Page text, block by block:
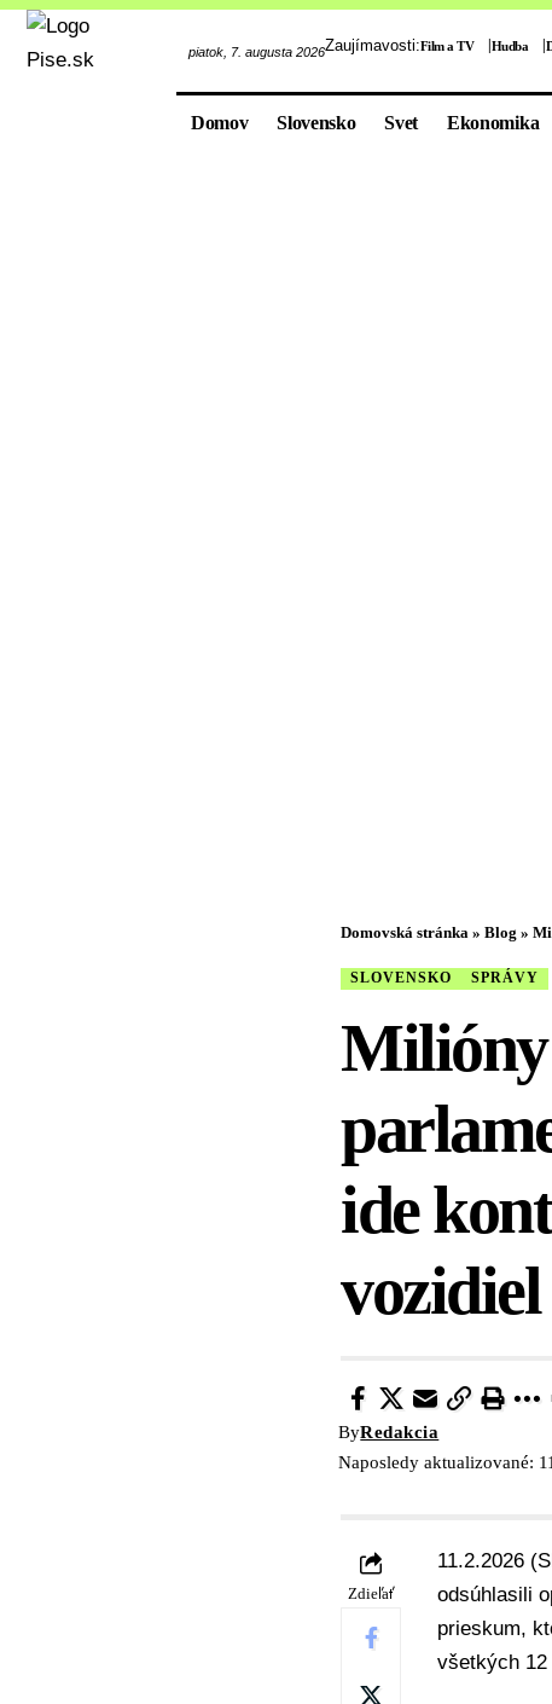
piatok, 7. augusta 2026Zaujímavosti:Film a TV Hudba
Domov Slovensko Svet Ekonomika
Domovská stránka » Blog »
SLOVENSKO SPRÁVY
Milióny
ide
Naposledy aktualizované:
ByRedakcia
Zdieľať
11.2.2026
odsúhlasili
prieskum,
všetkých